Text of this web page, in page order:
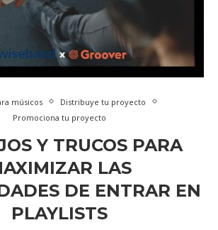
músicos
Distribuye tu proyecto
Promociona tu proyecto
Y TRUCOS PARA
LAS
DE ENTRAR EN
PLAYLISTS